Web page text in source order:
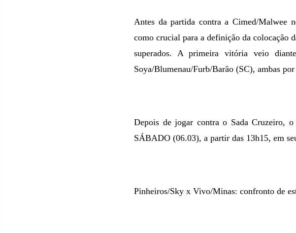
Antes da partida contra a Cimed/Malwee
como crucial para a definição da colocação
superados. A primeira vitória veio
Soya/Blumenau/Furb/Barão (SC), ambas por
Depois de jogar contra o Sada Cruzeiro,
SÁBADO (06.03), a partir das 13h15, em
Pinheiros/Sky x Vivo/Minas: confronto de